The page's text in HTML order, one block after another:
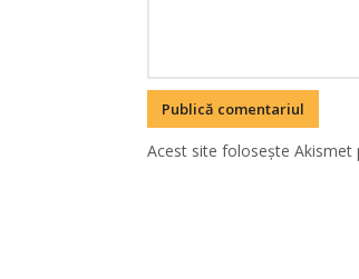
Acest site folosește Akismet